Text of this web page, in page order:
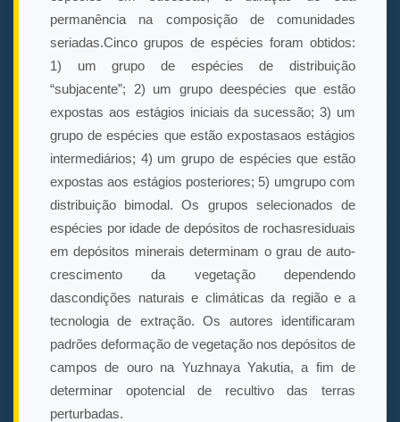
permanência na composição de comunidades
seriadas.Cinco grupos de espécies foram obtidos:
1) um grupo de espécies de distribuição
“subjacente”; 2) um grupo deespécies que estão
expostas aos estágios iniciais da sucessão; 3) um
grupo de espécies que estão expostasaos estágios
intermediários; 4) um grupo de espécies que estão
expostas aos estágios posteriores; 5) umgrupo com
distribuição bimodal. Os grupos selecionados de
espécies por idade de depósitos de rochasresiduais
em depósitos minerais determinam o grau de auto-
crescimento da vegetação dependendo
dascondições naturais e climáticas da região e a
tecnologia de extração. Os autores identificaram
padrões deformação de vegetação nos depósitos de
campos de ouro na Yuzhnaya Yakutia, a fim de
determinar opotencial de recultivo das terras
perturbadas.